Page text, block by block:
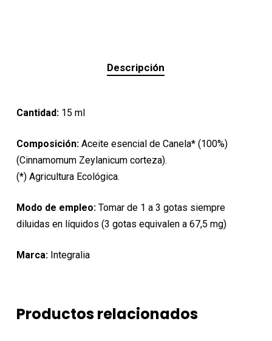
Descripción
Cantidad:15 ml
Composición: Aceite esencial de Canela* (100%)
(Cinnamomum Zeylanicum corteza).
(*) Agricultura Ecológica.
Modo de empleo:Tomar de 1 a 3 gotas siempre
diluidas en líquidos (3 gotas equivalen a 67,5 mg)
Marca:Integralia
Productos relacionados